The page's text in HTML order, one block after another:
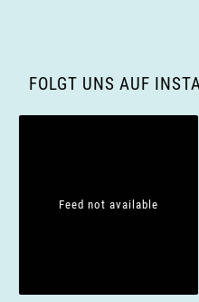
FOLGT UNS AUF
Feed not available